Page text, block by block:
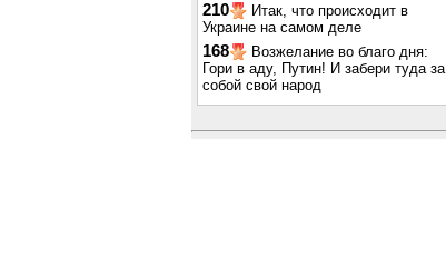
210
Итак, что происходит в
Украине на самом деле
168
Возжелание во благо дня:
Гори в аду, Путин! И забери туда за
собой свой народ